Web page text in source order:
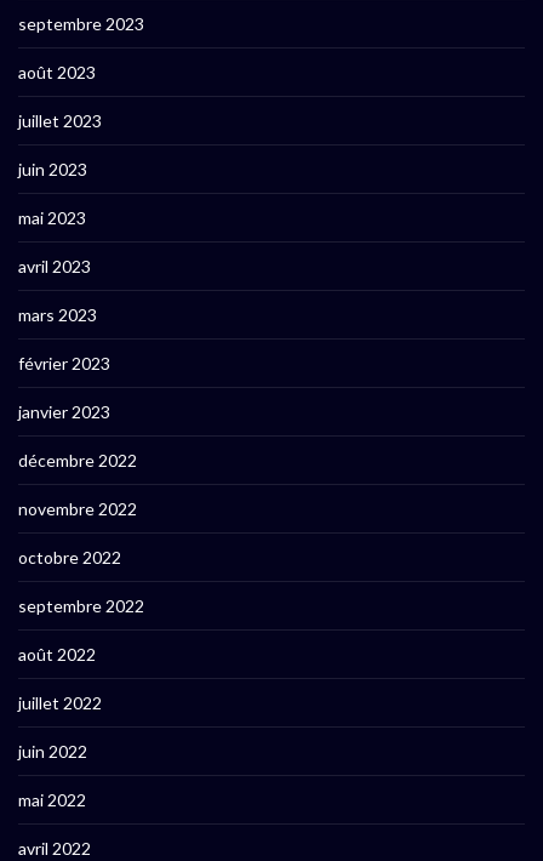
septembre 2023
août 2023
juillet 2023
juin 2023
mai 2023
avril 2023
mars 2023
février 2023
janvier 2023
décembre 2022
novembre 2022
octobre 2022
septembre 2022
août 2022
juillet 2022
juin 2022
mai 2022
avril 2022